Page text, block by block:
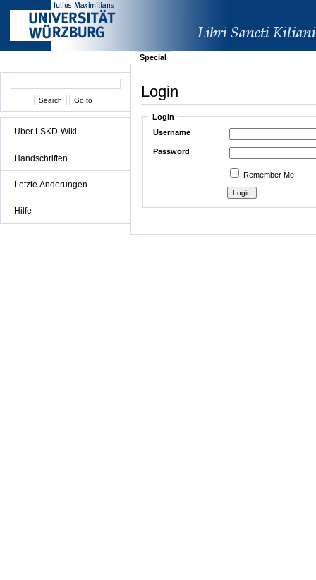
Über LSKD-Wiki
Handschriften
Letzte Änderungen
Hilfe
Special
Login
Login
Username
Password
Remember Me